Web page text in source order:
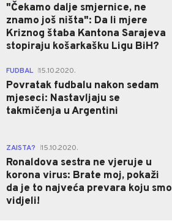
"Čekamo dalje smjernice, ne
znamo još ništa": Da li mjere
Kriznog štaba Kantona Sarajeva
stopiraju košarkašku Ligu BiH?
FUDBAL 15.10.2020.
Povratak fudbalu nakon sedam
mjeseci: Nastavljaju se
takmičenja u Argentini
ZAISTA? 15.10.2020.
Ronaldova sestra ne vjeruje u
korona virus: Brate moj, pokaži
da je to najveća prevara koju smo
vidjeli!